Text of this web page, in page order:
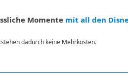
Momente mit all den
dadurch keine Mehrkosten.